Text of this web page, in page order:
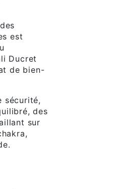
est
Ducret
de bien-
sécurité,
des
sur